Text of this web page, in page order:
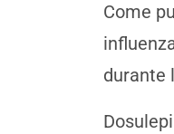
Come
durante